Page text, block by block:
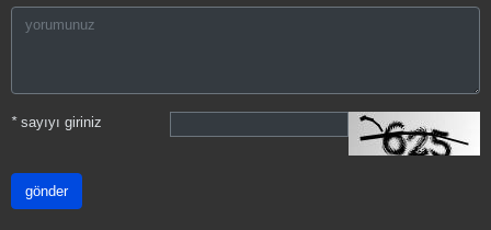
*sayıyı giriniz
gönder